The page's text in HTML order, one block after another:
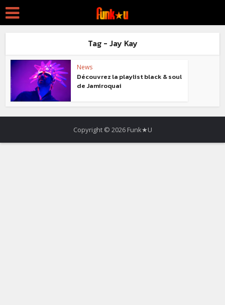
Tag - Jay Kay
News
Découvrez la playlist black & soul
de Jamiroquai
Copyright © 2026 Funk★U